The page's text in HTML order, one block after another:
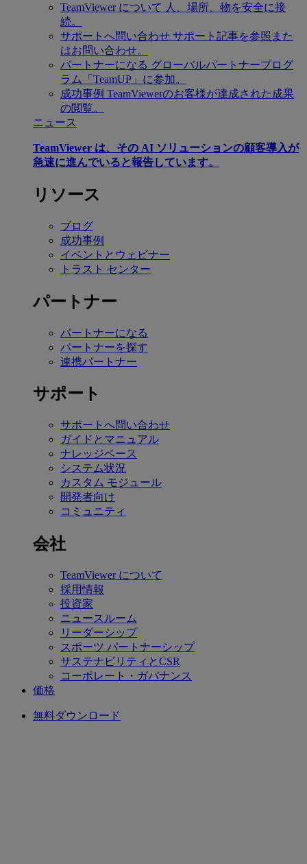
TeamViewer について 人、場所、物を安全に接
続。
サポートへ問い合わせ サポート記事を参照また
はお問い合わせ。
パートナーになる グローバルパートナープログ
ラム「TeamUP」に参加。
成功事例 TeamViewerのお客様が達成された成果
の閲覧。
ニュース
TeamViewer は、その AI ソリューションの顧客導入が
急速に進んでいると報告しています。
リソース
ブログ
成功事例
イベントとウェビナー
トラスト センター
パートナー
パートナーになる
パートナーを探す
連携パートナー
サポート
サポートへ問い合わせ
ガイドとマニュアル
ナレッジベース
システム状況
カスタム モジュール
開発者向け
コミュニティ
会社
TeamViewer について
採用情報
投資家
ニュースルーム
リーダーシップ
スポーツ パートナーシップ
サステナビリティとCSR
コーポレート・ガバナンス
価格
無料ダウンロード